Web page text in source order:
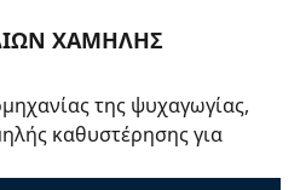
ΧΑΜΗΛΉΣ
της ψυχαγωγίας,
καθυστέρησης για